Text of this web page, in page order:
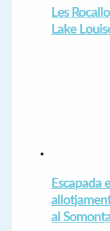
Les
Lake
Escapada
al